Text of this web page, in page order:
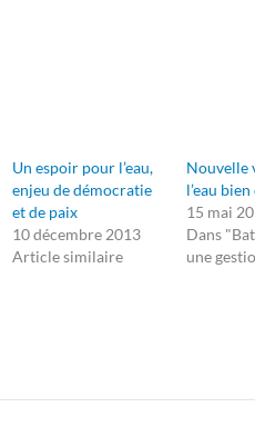
Un espoir pour l’eau,
enjeu de démocratie
et de paix
10 décembre 2013
Article similaire
Nouvelle
l’eau
15 mai
Dans
une